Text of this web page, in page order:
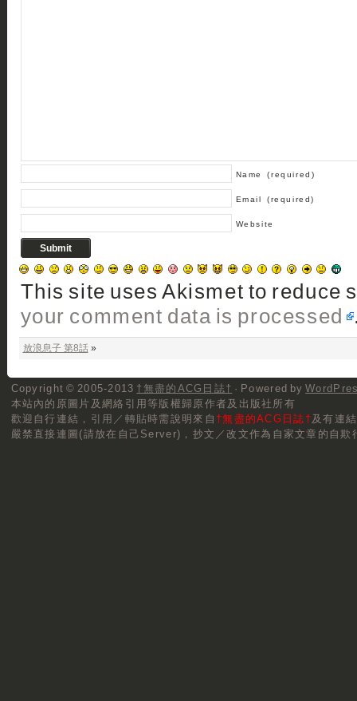
Name (required)
Email (required)
Website
This site uses Akismet to reduce
your comment data is processed
放浪息子 第8話»
Copyright © 2005-2013 †無盡的ACG日誌† · Powered by
本站內的原圖片及網絡引用等版權歸原作者及出版社所有
歡迎自行連結， 引用／轉貼時需說明來自 †無盡的ACG日誌†及有連
嚴禁直接連圖(請放在自己Server)，抄文／改文作為自家文章的自欺